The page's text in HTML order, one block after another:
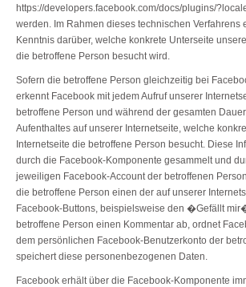
https://developers.facebook.com/docs/plugins/
werden. Im Rahmen dieses technischen Verfahrens
Kenntnis darüber, welche konkrete Unterseite
die betroffene Person besucht wird.
Sofern die betroffene Person gleichzeitig bei
erkennt Facebook mit jedem Aufruf unserer
betroffene Person und während der gesamten
Aufenthaltes auf unserer Internetseite, welche
Internetseite die betroffene Person besucht. Diese
durch die Facebook-Komponente gesammelt und
jeweiligen Facebook-Account der betroffenen
die betroffene Person einen der auf unserer
Facebook-Buttons, beispielsweise den �Gefällt
betroffene Person einen Kommentar ab, ordnet
dem persönlichen Facebook-Benutzerkonto der
speichert diese personenbezogenen Daten.
Facebook erhält über die Facebook-Komponente